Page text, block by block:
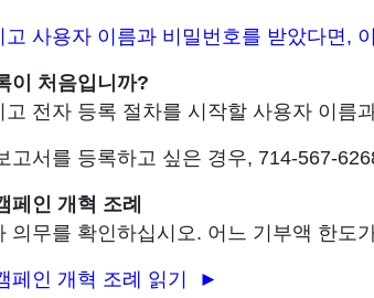
고 사용자 이름과 비밀번호를 받았다면,
이 처음입니까?
고 전자 등록 절차를 시작할 사용자 이름
고서를 등록하고 싶은 경우, 714-567-
페인 개혁 조례
의무를 확인하십시오. 어느 기부액 한도
페인 개혁 조례 읽기 ►